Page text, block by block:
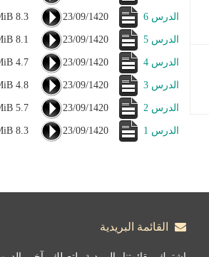
الدرس 6 23/09/1420
8.3 MiB
الدرس 5 23/09/1420
8.1 MiB
الدرس 4 23/09/1420
4.7 MiB
الدرس 3 23/09/1420
4.8 MiB
الدرس 2 23/09/1420
5.7 MiB
الدرس 1 23/09/1420
8.3 MiB
القائمة البريدية